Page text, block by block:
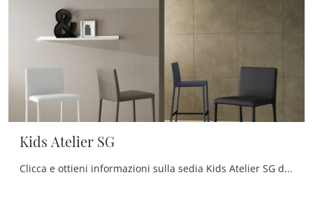
Kids Atelier SG
Clicca e ottieni informazioni sulla sedia Kids Atelier SG di Zamagna in pelle: le più belle Sedie sgabelli moderne ti attendono.